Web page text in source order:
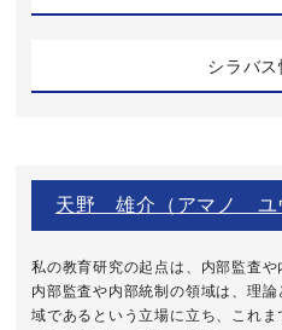
シラバス
天野 雄介（アマノ ユ
私の教育研究の起点は、内部監査や
内部監査や内部統制の領域は、理
域であるという立場に立ち、これ